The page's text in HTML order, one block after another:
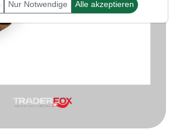
Nur Notwendige Alle akzeptieren